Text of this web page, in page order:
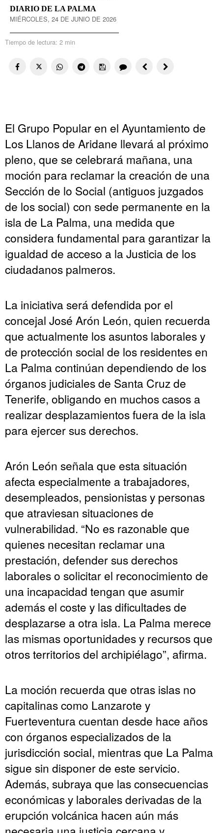
DIARIO DE LA PALMA
MIÉRCOLES, 24 DE JUNIO DE 2026
Tiempo de lectura: 2 min
El Grupo Popular en el Ayuntamiento de
Los Llanos de Aridane llevará al próximo
pleno, que se celebrará mañana, una
moción para reclamar la creación de una
Sección de lo Social (antiguos juzgados
de los social) con sede permanente en la
isla de La Palma, una medida que
considera fundamental para garantizar la
igualdad de acceso a la Justicia de los
ciudadanos palmeros.
La iniciativa será defendida por el
concejal José Arón León, quien recuerda
que actualmente los asuntos laborales y
de protección social de los residentes en
La Palma continúan dependiendo de los
órganos judiciales de Santa Cruz de
Tenerife, obligando en muchos casos a
realizar desplazamientos fuera de la isla
para ejercer sus derechos.
Arón León señala que esta situación
afecta especialmente a trabajadores,
desempleados, pensionistas y personas
que atraviesan situaciones de
vulnerabilidad. “No es razonable que
quienes necesitan reclamar una
prestación, defender sus derechos
laborales o solicitar el reconocimiento de
una incapacidad tengan que asumir
además el coste y las dificultades de
desplazarse a otra isla. La Palma merece
las mismas oportunidades y recursos que
otros territorios del archipiélago”, afirma.
La moción recuerda que otras islas no
capitalinas como Lanzarote y
Fuerteventura cuentan desde hace años
con órganos especializados de la
jurisdicción social, mientras que La Palma
sigue sin disponer de este servicio.
Además, subraya que las consecuencias
económicas y laborales derivadas de la
erupción volcánica hacen aún más